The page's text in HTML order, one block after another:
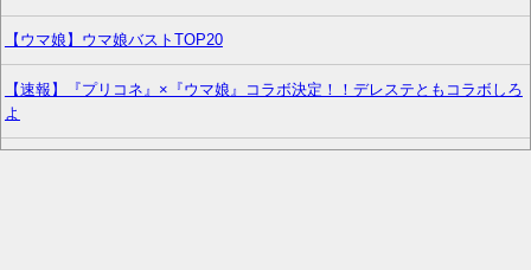
【ウマ娘】ウマ娘バストTOP20
【速報】『プリコネ』×『ウマ娘』コラボ決定！！デレステともコラボしろ
よ